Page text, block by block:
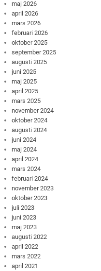
maj 2026
april 2026
mars 2026
februari 2026
oktober 2025
september 2025
augusti 2025
juni 2025
maj 2025
april 2025
mars 2025
november 2024
oktober 2024
augusti 2024
juni 2024
maj 2024
april 2024
mars 2024
februari 2024
november 2023
oktober 2023
juli 2023
juni 2023
maj 2023
augusti 2022
april 2022
mars 2022
april 2021